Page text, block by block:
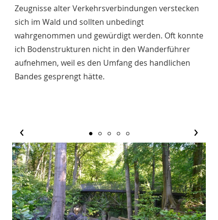
Zeugnisse alter Verkehrsverbindungen verstecken
sich im Wald und sollten unbedingt
wahrgenommen und gewürdigt werden. Oft konnte
ich Bodenstrukturen nicht in den Wanderführer
aufnehmen, weil es den Umfang des handlichen
Bandes gesprengt hätte.
‹ ›